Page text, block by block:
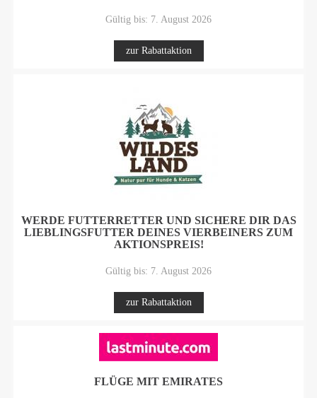
Gültig bis: 7. August 2026
zur Rabattaktion
WERDE FUTTERRETTER UND SICHERE DIR DAS
LIEBLINGSFUTTER DEINES VIERBEINERS ZUM
AKTIONSPREIS!
Gültig bis: 7. August 2026
zur Rabattaktion
FLÜGE MIT EMIRATES